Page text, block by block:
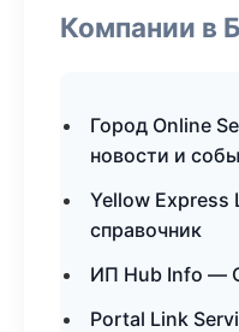
Компании в
Город Online
новости и
Yellow
справочник
ИП Hub Info —
Portal Link